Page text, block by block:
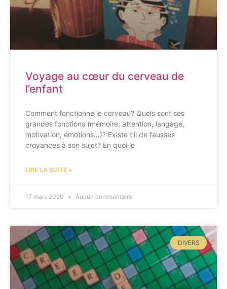
Voyage au cœur du cerveau de
l’enfant
Comment fonctionne le cerveau? Quels sont ses
grandes fonctions (mémoire, attention, langage,
motivation, émotions…)? Existe t’il de fausses
croyances à son sujet? En quoi le
LIRE LA SUITE »
17 mars 2020 Aucun commentaire
DIVERS